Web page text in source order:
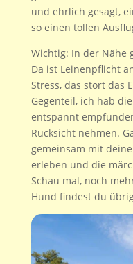
und ehrlich gesagt,
so einen tollen
Wichtig: In der Nähe
Da ist Leinenpflicht
Stress, das stört das
Gegenteil, ich hab
entspannt
Rücksicht nehmen.
gemeinsam mit
erleben und die
Schau mal, noch
Hund findest du